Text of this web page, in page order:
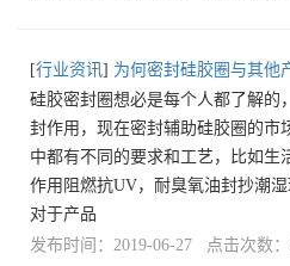
[行业资讯] 为何密封硅胶圈与其他
硅胶密封圈想必是每个人都了解的
封作用，现在密封辅助硅胶圈的市
中都有不同的要求和工艺，比如生
作用阻燃抗UV，耐臭氧油封抄潮
对于产品
发布时间：2019-06-27 点击次数